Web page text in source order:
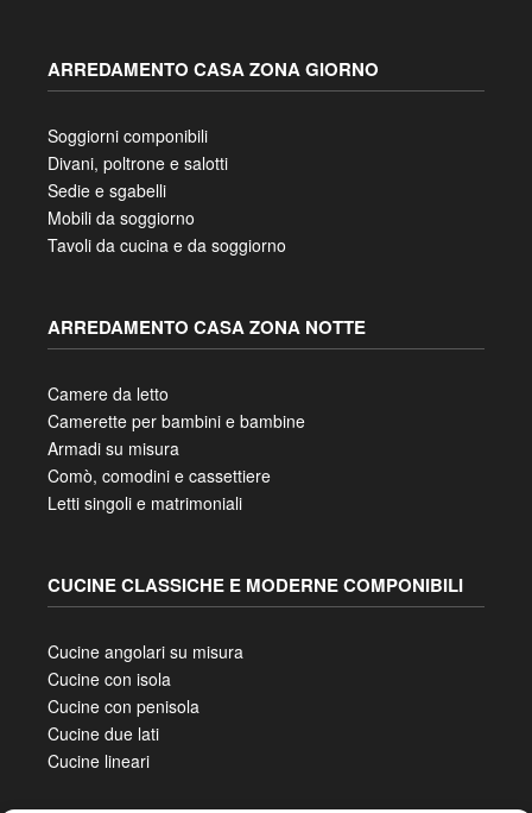
ARREDAMENTO CASA ZONA GIORNO
Soggiorni componibili
Divani, poltrone e salotti
Sedie e sgabelli
Mobili da soggiorno
Tavoli da cucina e da soggiorno
ARREDAMENTO CASA ZONA NOTTE
Camere da letto
Camerette per bambini e bambine
Armadi su misura
Comò, comodini e cassettiere
Letti singoli e matrimoniali
CUCINE CLASSICHE E MODERNE COMPONIBILI
Cucine angolari su misura
Cucine con isola
Cucine con penisola
Cucine due lati
Cucine lineari